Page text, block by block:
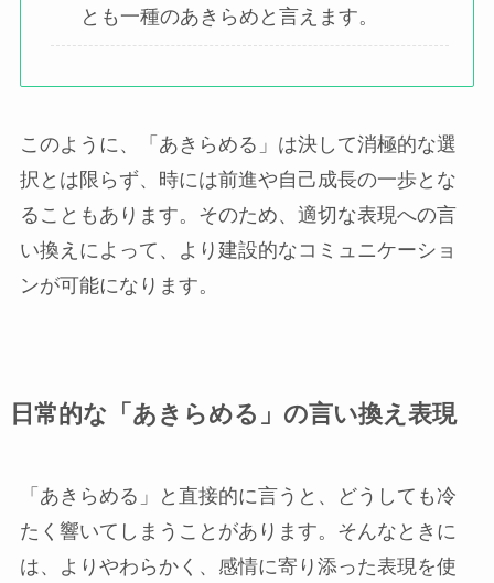
とも一種のあきらめと言えます。
このように、「あきらめる」は決して消極的な選
択とは限らず、時には前進や自己成長の一歩とな
ることもあります。そのため、適切な表現への言
い換えによって、より建設的なコミュニケーショ
ンが可能になります。
日常的な「あきらめる」の言い換え表現
「あきらめる」と直接的に言うと、どうしても冷
たく響いてしまうことがあります。そんなときに
は、よりやわらかく、感情に寄り添った表現を使